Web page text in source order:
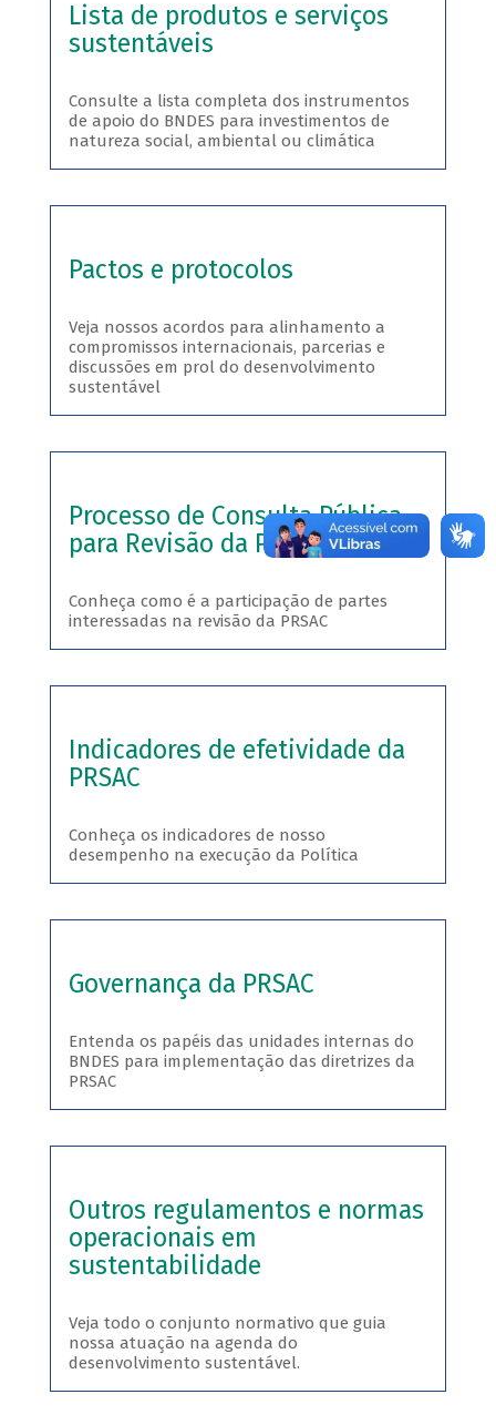
Lista de produtos e serviços
sustentáveis
Consulte a lista completa dos instrumentos
de apoio do BNDES para investimentos de
natureza social, ambiental ou climática
Pactos e protocolos
Veja nossos acordos para alinhamento a
compromissos internacionais, parcerias e
discussões em prol do desenvolvimento
sustentável
Processo de Consulta Pública
para Revisão da PRSAC
Conheça como é a participação de partes
interessadas na revisão da PRSAC
Indicadores de efetividade da
PRSAC
Conheça os indicadores de nosso
desempenho na execução da Política
Governança da PRSAC
Entenda os papéis das unidades internas do
BNDES para implementação das diretrizes da
PRSAC
Outros regulamentos e normas
operacionais em
sustentabilidade
Veja todo o conjunto normativo que guia
nossa atuação na agenda do
desenvolvimento sustentável.